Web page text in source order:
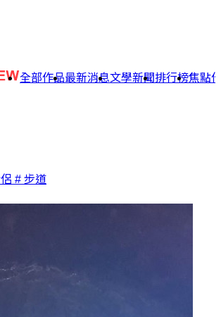
全部作品最新消息文學新聞排行榜焦點
# 步道